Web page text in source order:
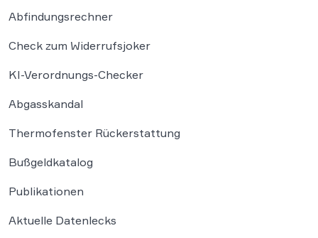
Abfindungsrechner
Check zum Widerrufsjoker
KI-Verordnungs-Checker
Abgasskandal
Thermofenster Rückerstattung
Bußgeldkatalog
Publikationen
Aktuelle Datenlecks